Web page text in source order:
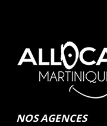
NOS AGENCES